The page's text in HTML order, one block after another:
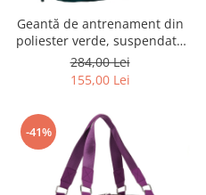
Geantă de antrenament din
poliester verde, suspendată
pe mânere confortabile -
Peterson PTR-PTN PIK-02-8601
TURQ
284,00 Lei
155,00 Lei
-41%